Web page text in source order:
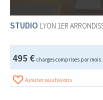
STUDIO LYON 1ER
495 € charges comprises par mois
Ajouter aux favoris